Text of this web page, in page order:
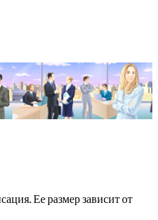
Ее размер зависит от